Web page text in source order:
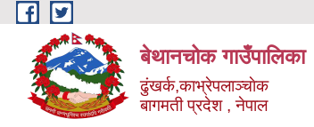
Skip to main content
बेथानचोक गाउँपालिका
ढुंखर्क,काभ्रेपलाञ्चाेक
बागमती प्रदेश , नेपाल